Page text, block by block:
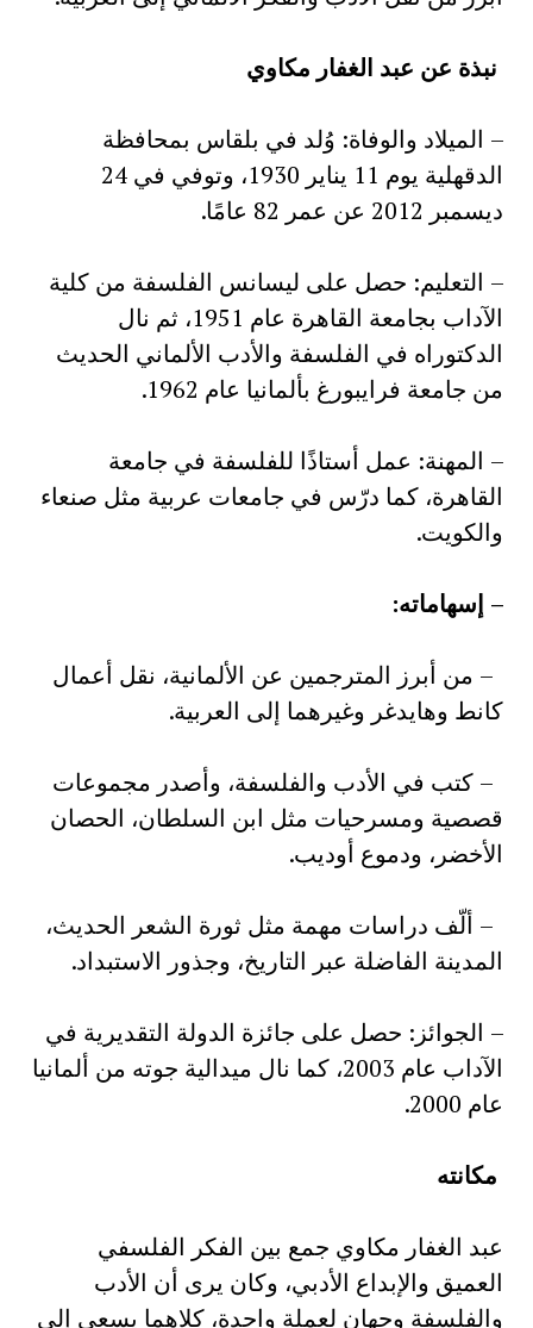
نبذة عن عبد الغفار مكاوي
– الميلاد والوفاة: وُلد في بلقاس بمحافظة
الدقهلية يوم 11 يناير 1930، وتوفي في 24
ديسمبر 2012 عن عمر 82 عامًا.
– التعليم: حصل على ليسانس الفلسفة من كلية
الآداب بجامعة القاهرة عام 1951، ثم نال
الدكتوراه في الفلسفة والأدب الألماني الحديث
من جامعة فرايبورغ بألمانيا عام 1962.
– المهنة: عمل أستاذًا للفلسفة في جامعة
القاهرة، كما درّس في جامعات عربية مثل صنعاء
والكويت.
– إسهاماته:
– من أبرز المترجمين عن الألمانية، نقل أعمال
كانط وهايدغر وغيرهما إلى العربية.
– كتب في الأدب والفلسفة، وأصدر مجموعات
قصصية ومسرحيات مثل ابن السلطان، الحصان
الأخضر، ودموع أوديب.
– ألّف دراسات مهمة مثل ثورة الشعر الحديث،
المدينة الفاضلة عبر التاريخ، وجذور الاستبداد.
– الجوائز: حصل على جائزة الدولة التقديرية في
الآداب عام 2003، كما نال ميدالية جوته من ألمانيا
عام 2000.
مكانته
عبد الغفار مكاوي جمع بين الفكر الفلسفي
العميق والإبداع الأدبي، وكان يرى أن الأدب
والفلسفة وجهان لعملة واحدة، كلاهما يسعى إلى